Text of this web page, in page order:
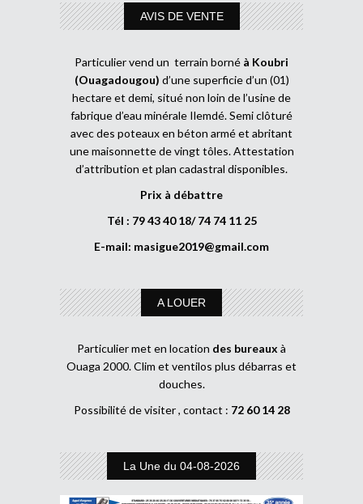
AVIS DE VENTE
Particulier vend un terrain borné à Koubri
(Ouagadougou) d’une superficie d’un (01)
hectare et demi, situé non loin de l’usine de
fabrique d’eau minérale Ilemdé. Semi clôturé
avec des poteaux en béton armé et abritant
une maisonnette de vingt tôles. Attestation
d’attribution et plan cadastral disponibles.
Prix à débattre
Tél : 79 43 40 18/ 74 74 11 25
E-mail: masigue2019@gmail.com
A LOUER
Particulier met en location des bureaux à
Ouaga 2000. Clim et ventilos plus débarras et
douches.
Possibilité de visiter , contact : 72 60 14 28
La Une du 04-08-2026